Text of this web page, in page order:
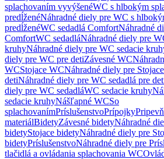
splachovaním vyvýšenéWC s hlbokým
predĺženéNáhradné diely pre WC s
predĺženéWC sedadlá ComfortNáhradné
ComfortWC sedadláNáhradné diely pre
kruhyNáhradné diely pre WC sedacie
diely pre WC pre detiZávesné WC
WCStojace WCNáhradné diely pre
detiNáhradné diely pre WC sedadlá pre
diely pre WC sedadláWC sedacie kruhy
sedacie kruhyNášľapné WCSo
splachovanímPríslušenstvoPrípojky
materiálBidetyZávesné bidetyNáhradné
bidetyStojace bidetyNáhradné diely pre
bidetyPríslušenstvoNáhradné diely pre
tlačidlá a ovládania splachovania WC